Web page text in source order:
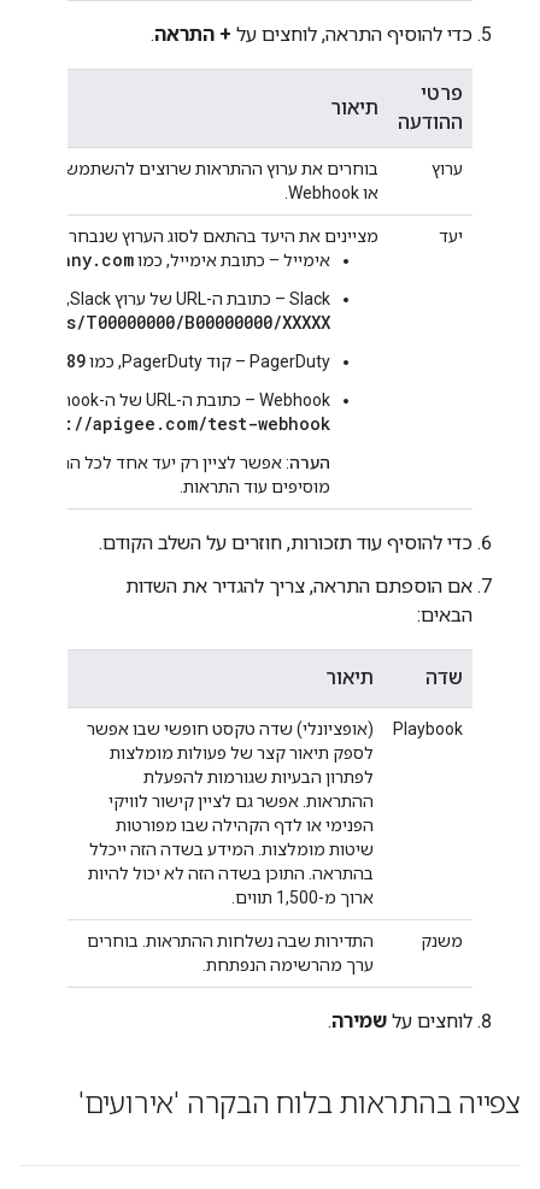
כדי להוסיף התראה, לוחצים על + התראה.
פרטי
ההודעה
תיאור
ערוץ
או Webhook.
יעד
מציינים את היעד בהתאם לסוג הערוץ שנבחר:
אימייל – כתובת אימייל, כמו
‫Slack – כתובת ה-URL של ערוץ Slack, לדוגמה
T00000000/B00000000/XXXXX
PagerDuty – קוד PagerDuty, כמו
Webhook – כתובת ה-URL של ה-webhook, כמו
https://apigee.com/test-webhook
הערה: אפשר לציין רק יעד אחד לכל התראה. כדי
מוסיפים עוד התראות.
כדי להוסיף עוד תזכורות, חוזרים על השלב הקודם.
אם הוספתם התראה, צריך להגדיר את השדות
הבאים:
שדה תיאור
Playbook
(אופציונלי) שדה טקסט חופשי שבו אפשר
לספק תיאור קצר של פעולות מומלצות
לפתרון הבעיות שגורמות להפעלת
ההתראות. אפשר גם לציין קישור לוויקי
הפנימי או לדף הקהילה שבו מפורטות
שיטות מומלצות. המידע בשדה הזה ייכלל
בהתראה. התוכן בשדה הזה לא יכול להיות
ארוך מ-1,500 תווים.
משנק
התדירות שבה נשלחות ההתראות. בוחרים
ערך מהרשימה הנפתחת.
לוחצים על שמירה.
צפייה בהתראות בלוח הבקרה 'אירועים'